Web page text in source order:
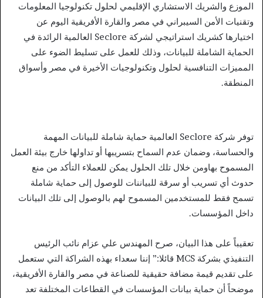
الموزع والشريك الاستشاري الإقليمي لحلول تكنولوجيا المعلومات
وتقنيات الأمن السيبراني في مصر والقارة الأفريقية اليوم عن
اختيارها كشريك استراتيجي لشركة Seclore العالمية الرائدة في
الحماية الشاملة للبيانات، وذلك للعمل على تسليط الضوء على
المميزات التنافسية لحلول وتكنولوجيات الأخيرة في مصر وأسواق
المنطقة.
توفر شركة Seclore العالمية حماية شاملة للبيانات المهمة
والحساسة، وضمان عدم السماح بتسريبها أو تداولها خارج بيئة العمل
المسموح بهاومن خلال تلك الحلول يمكن للعملاء التأكد من منع
حدوث أي تسريب أو سرقة للبياننات للوصول إلى حماية شاملة
تسمح فقط للمستخدمين المسموح لهم بالوصول إلى تلك البيانات
داخل المؤسسات.
تعقيباً على هذا البيان، صرح المهندس علي عزام نائب الرئيس
التنفيذي بشركة MCS قائلا:” إننا سعداء بهذه الشراكة التي ستعمل
على تقديم قيمة مضافة حقيقية للصناعة في مصر والقارة الأفريقية،
موضحاً أن حماية بيانات المؤسسات في القطاعات المختلفة تعد